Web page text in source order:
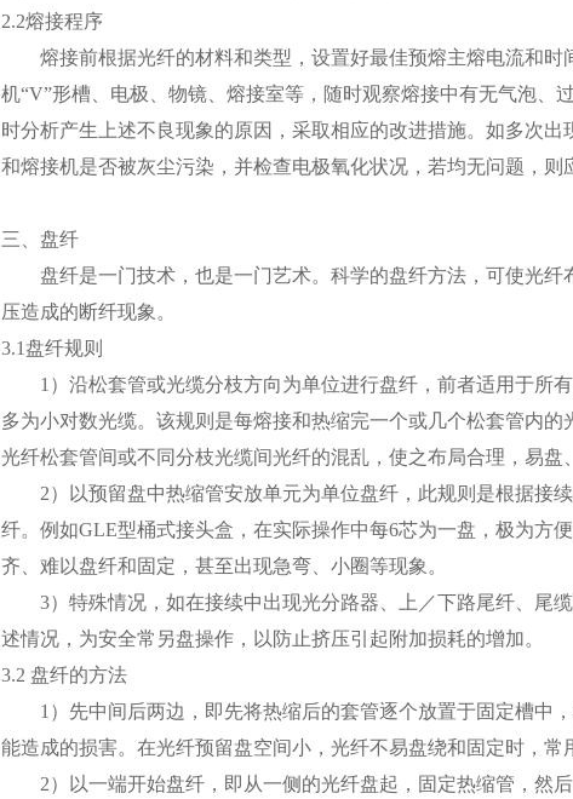
2.2熔接程序
熔接前根据光纤的材料和类型，设置好最佳预熔主熔电流和时
机“V”形槽、电极、物镜、熔接室等，随时观察熔接中有无气泡、
时分析产生上述不良现象的原因，采取相应的改进措施。如多次
和熔接机是否被灰尘污染，并检查电极氧化状况，若均无问题，则
三、盘纤
盘纤是一门技术，也是一门艺术。科学的盘纤方法，可使光纤
压造成的断纤现象。
3.1盘纤规则
1）沿松套管或光缆分枝方向为单位进行盘纤，前者适用于所
多为小对数光缆。该规则是每熔接和热缩完一个或几个松套管内
光纤松套管间或不同分枝光缆间光纤的混乱，使之布局合理，易盘
2）以预留盘中热缩管安放单元为单位盘纤，此规则是根据接
纤。例如GLE型桶式接头盒，在实际操作中每6芯为一盘，极为方
齐、难以盘纤和固定，甚至出现急弯、小圈等现象。
3）特殊情况，如在接续中出现光分路器、上／下路尾纤、尾
述情况，为安全常另盘操作，以防止挤压引起附加损耗的增加。
3.2 盘纤的方法
1）先中间后两边，即先将热缩后的套管逐个放置于固定槽中
能造成的损害。在光纤预留盘空间小，光纤不易盘绕和固定时，常
2）以一端开始盘纤，即从一侧的光纤盘起，固定热缩管，然后